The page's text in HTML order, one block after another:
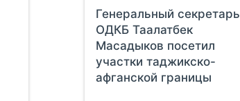
Генеральный секретарь
ОДКБ Таалатбек
Масадыков посетил
участки таджикско-
афганской границы